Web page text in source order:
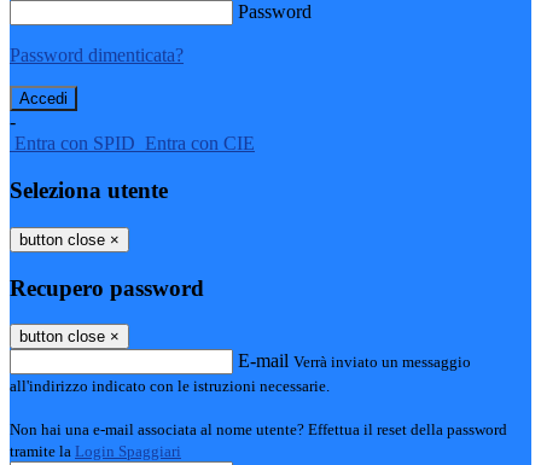
Password
Password dimenticata?
-
Entra con SPID Entra con CIE
Seleziona utente
button close ×
Recupero password
button close ×
E-mail Verrà inviato un messaggio
all'indirizzo indicato con le istruzioni necessarie.
Non hai una e-mail associata al nome utente? Effettua il reset della password
tramite la Login Spaggiari